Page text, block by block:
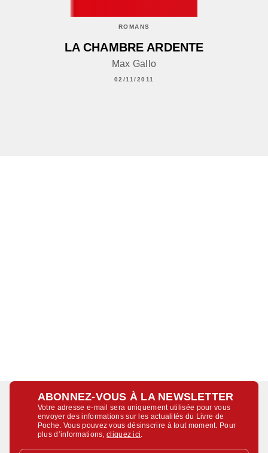
ROMANS
LA CHAMBRE ARDENTE
Max Gallo
02/11/2011
ABONNEZ-VOUS À LA NEWSLETTER
Votre adresse e-mail sera uniquement utilisée pour vous
envoyer des informations sur les actualités du Livre de
Poche. Vous pouvez vous désinscrire à tout moment. Pour
plus d’informations,cliquez ici